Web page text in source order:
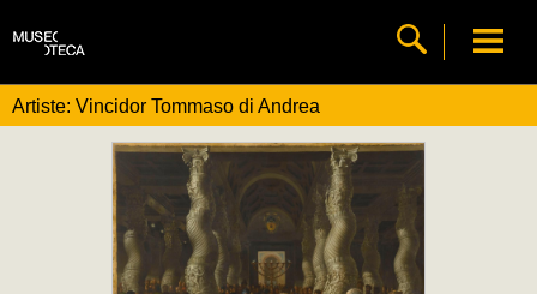
Artiste: Vincidor Tommaso di Andrea